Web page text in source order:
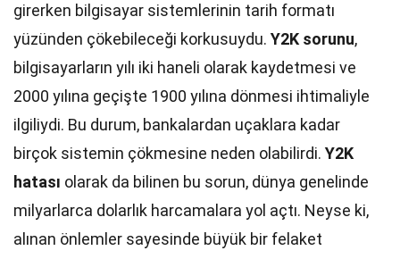
girerken bilgisayar sistemlerinin tarih formatı
yüzünden çökebileceği korkusuydu. Y2K sorunu,
bilgisayarların yılı iki haneli olarak kaydetmesi ve
2000 yılına geçişte 1900 yılına dönmesi ihtimaliyle
ilgiliydi. Bu durum, bankalardan uçaklara kadar
birçok sistemin çökmesine neden olabilirdi. Y2K
hatası olarak da bilinen bu sorun, dünya genelinde
milyarlarca dolarlık harcamalara yol açtı. Neyse ki,
alınan önlemler sayesinde büyük bir felaket